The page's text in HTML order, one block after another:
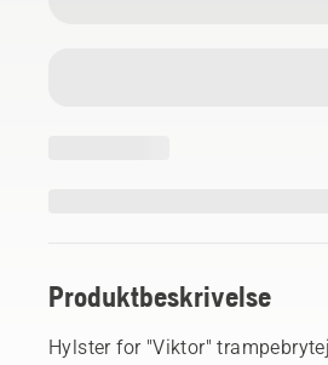
Produktbeskrivelse
Hylster for "Viktor"